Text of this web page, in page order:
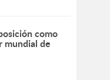
como
mundial de